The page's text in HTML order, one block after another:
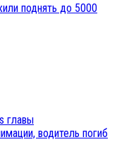
поднять до 5000
главы
водитель погиб